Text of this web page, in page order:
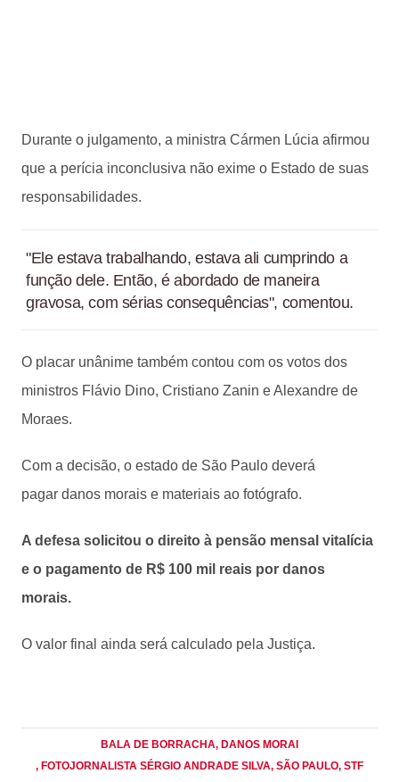
Durante o julgamento, a ministra Cármen Lúcia afirmou
que a perícia inconclusiva não exime o Estado de suas
responsabilidades.
"Ele estava trabalhando, estava ali cumprindo a
função dele. Então, é abordado de maneira
gravosa, com sérias consequências", comentou.
O placar unânime também contou com os votos dos
ministros Flávio Dino, Cristiano Zanin e Alexandre de
Moraes.
Com a decisão, o estado de São Paulo deverá
pagar danos morais e materiais ao fotógrafo.
A defesa solicitou o direito à pensão mensal vitalícia
e o pagamento de R$ 100 mil reais por danos
morais.
O valor final ainda será calculado pela Justiça.
BALA DE BORRACHA, DANOS MORAI
, FOTOJORNALISTA SÉRGIO ANDRADE SILVA, SÃO PAULO, STF